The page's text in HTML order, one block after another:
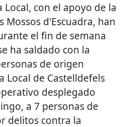
Local, con el apoyo de la
Mossos d'Escuadra, han
el fin de semana
ha saldado con la
de origen
Local de Castelldefels
desplegado
a 7 personas de
delitos contra la